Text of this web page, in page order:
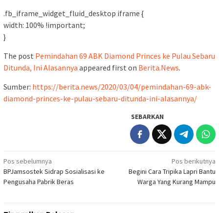
.fb_iframe_widget_fluid_desktop iframe {
width: 100% !important;
}
The post Pemindahan 69 ABK Diamond Princes ke Pulau Sebaru
Ditunda, Ini Alasannya appeared first on Berita.News.
Sumber: https://berita.news/2020/03/04/pemindahan-69-abk-
diamond-princes-ke-pulau-sebaru-ditunda-ini-alasannya/
SEBARKAN
Navigasi
pos
Pos sebelumnya
BPJamsostek Sidrap Sosialisasi ke
Pengusaha Pabrik Beras
Pos berikutnya
Begini Cara Tripika Lapri Bantu
Warga Yang Kurang Mampu